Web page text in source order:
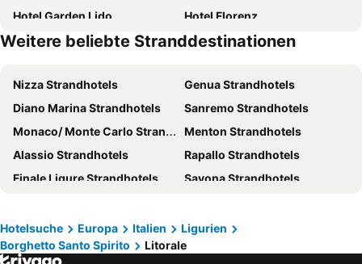
Hotel Garden Lido
Hotel Florenz
Grand Hotel Moroni
Hotel Windsor
Hotel Bello by Ostello Bello
Hotel Albatros Varigotti
Hotel Riva
Allegroitalia Alassio Rosa
Hotel Alfieri
Hotel Lamberti
Hotel Villa Paolina
Hotel Casella
Hotel Medusa
Ligure Residence
Hotel Jolly Roger
Hotel De La Plage
Hotel Bristol
Hotel Mediterraneo
Weitere beliebte Stranddestinationen
Nizza Strandhotels
Genua Strandhotels
Diano Marina Strandhotels
Sanremo Strandhotels
Monaco/ Monte Carlo Strandhotels
Menton Strandhotels
Alassio Strandhotels
Rapallo Strandhotels
Finale Ligure Strandhotels
Savona Strandhotels
Sestri Levante Strandhotels
Imperia Strandhotels
Loano Strandhotels
Beausoleil Strandhotels
Hotelsuche Europa Italien
Ligurien
Borghetto Santo Spirito
Litorale